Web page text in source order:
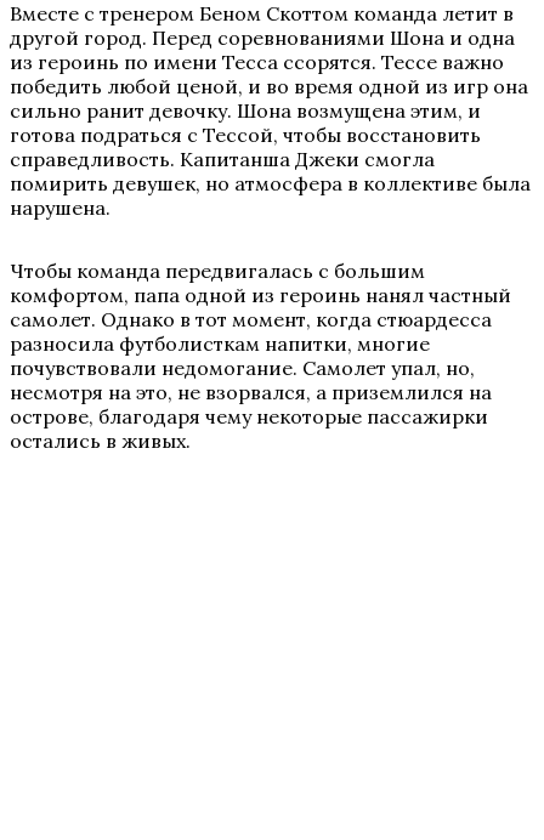
Вместе с тренером Беном Скоттом команда летит в
другой город. Перед соревнованиями Шона и одна
из героинь по имени Тесса ссорятся. Тессе важно
победить любой ценой, и во время одной из игр она
сильно ранит девочку. Шона возмущена этим, и
готова подраться с Тессой, чтобы восстановить
справедливость. Капитанша Джеки смогла
помирить девушек, но атмосфера в коллективе была
нарушена.
Чтобы команда передвигалась с большим
комфортом, папа одной из героинь нанял частный
самолет. Однако в тот момент, когда стюардесса
разносила футболисткам напитки, многие
почувствовали недомогание. Самолет упал, но,
несмотря на это, не взорвался, а приземлился на
острове, благодаря чему некоторые пассажирки
остались в живых.